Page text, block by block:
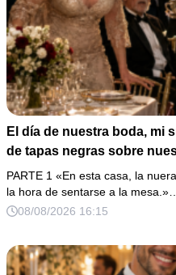
El día de nuestra boda, mi
de tapas negras sobre
marcharse, dijo: «En esta
una misma regla…».
PARTE 1 «En esta casa, la
la hora de sentarse a la mesa.»…
08/08/2026 16:15